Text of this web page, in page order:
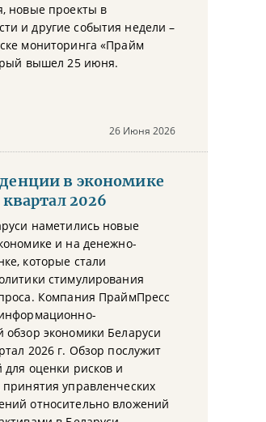
новые проекты в
и другие события недели –
мониторинга «Прайм
вышел 25 июня.
26 Июня 2026
в экономике
2026
наметились новые
и на денежно-
которые стали
стимулирования
Компания ПраймПресс
обзор экономики Беларуси
2026 г. Обзор послужит
оценки рисков и
управленческих
относительно вложений